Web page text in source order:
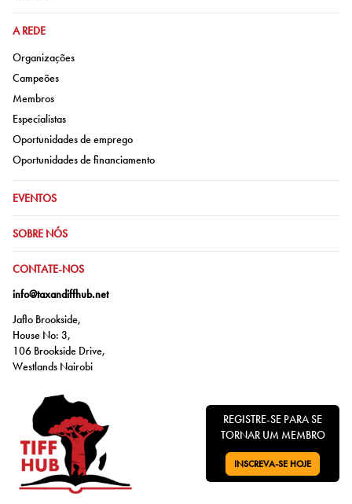
IR PARA:
A REDE
Ir para:
Organizações
Ir para:
Campeões
Ir para:
Membros
Ir para:
Especialistas
Ir para:
Oportunidades de emprego
Ir para:
Oportunidades de financiamento
IR PARA:
EVENTOS
IR PARA:
SOBRE NÓS
IR PARA:
CONTATE-NOS
info@taxandiffhub.net
Jaflo Brookside,
House No: 3,
106 Brookside Drive,
Westlands Nairobi
REGISTRE-SE PARA SE
TORNAR UM MEMBRO
VÁ PARA:
INSCREVA-SE HOJE